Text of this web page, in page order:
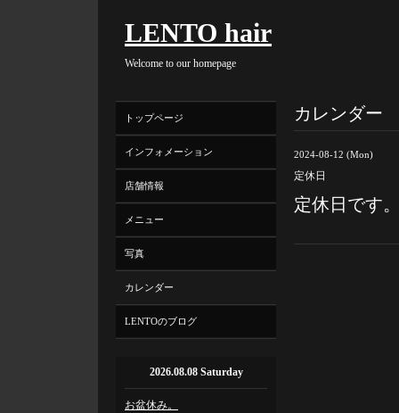
LENTO hair
Welcome to our homepage
カレンダー
2024-08-12 (Mon)
定休日
定休日です
トップページ
インフォメーション
店舗情報
メニュー
写真
カレンダー
LENTOのブログ
2026.08.08 Saturday
お盆休み。